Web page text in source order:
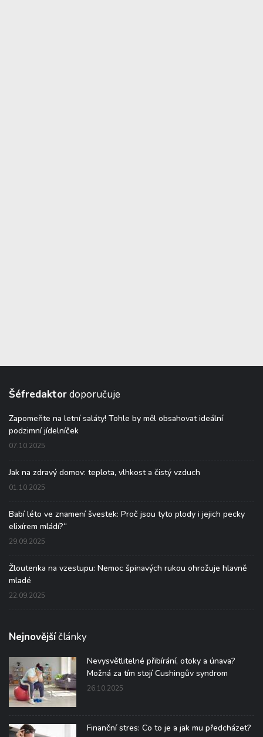
Šéfredaktordoporučuje
Zapomeňte na letní saláty! Tohle by měl obsahovat ideální
podzimní jídelníček
07.10.2025
Jak na zdravý domov: teplota, vlhkost a čistý vzduch
01.10.2025
Babí léto ve znamení švestek: Proč jsou tyto plody i jejich pecky
elixírem mládí?“
29.09.2025
Žloutenka na vzestupu: Nemoc špinavých rukou ohrožuje hlavně
mladé
22.09.2025
Nejnovějšíčlánky
Nevysvětlitelné přibírání, otoky a únava?
Možná za tím stojí Cushingův syndrom
26.10.2025
Finanční stres: Co to je a jak mu předcházet?